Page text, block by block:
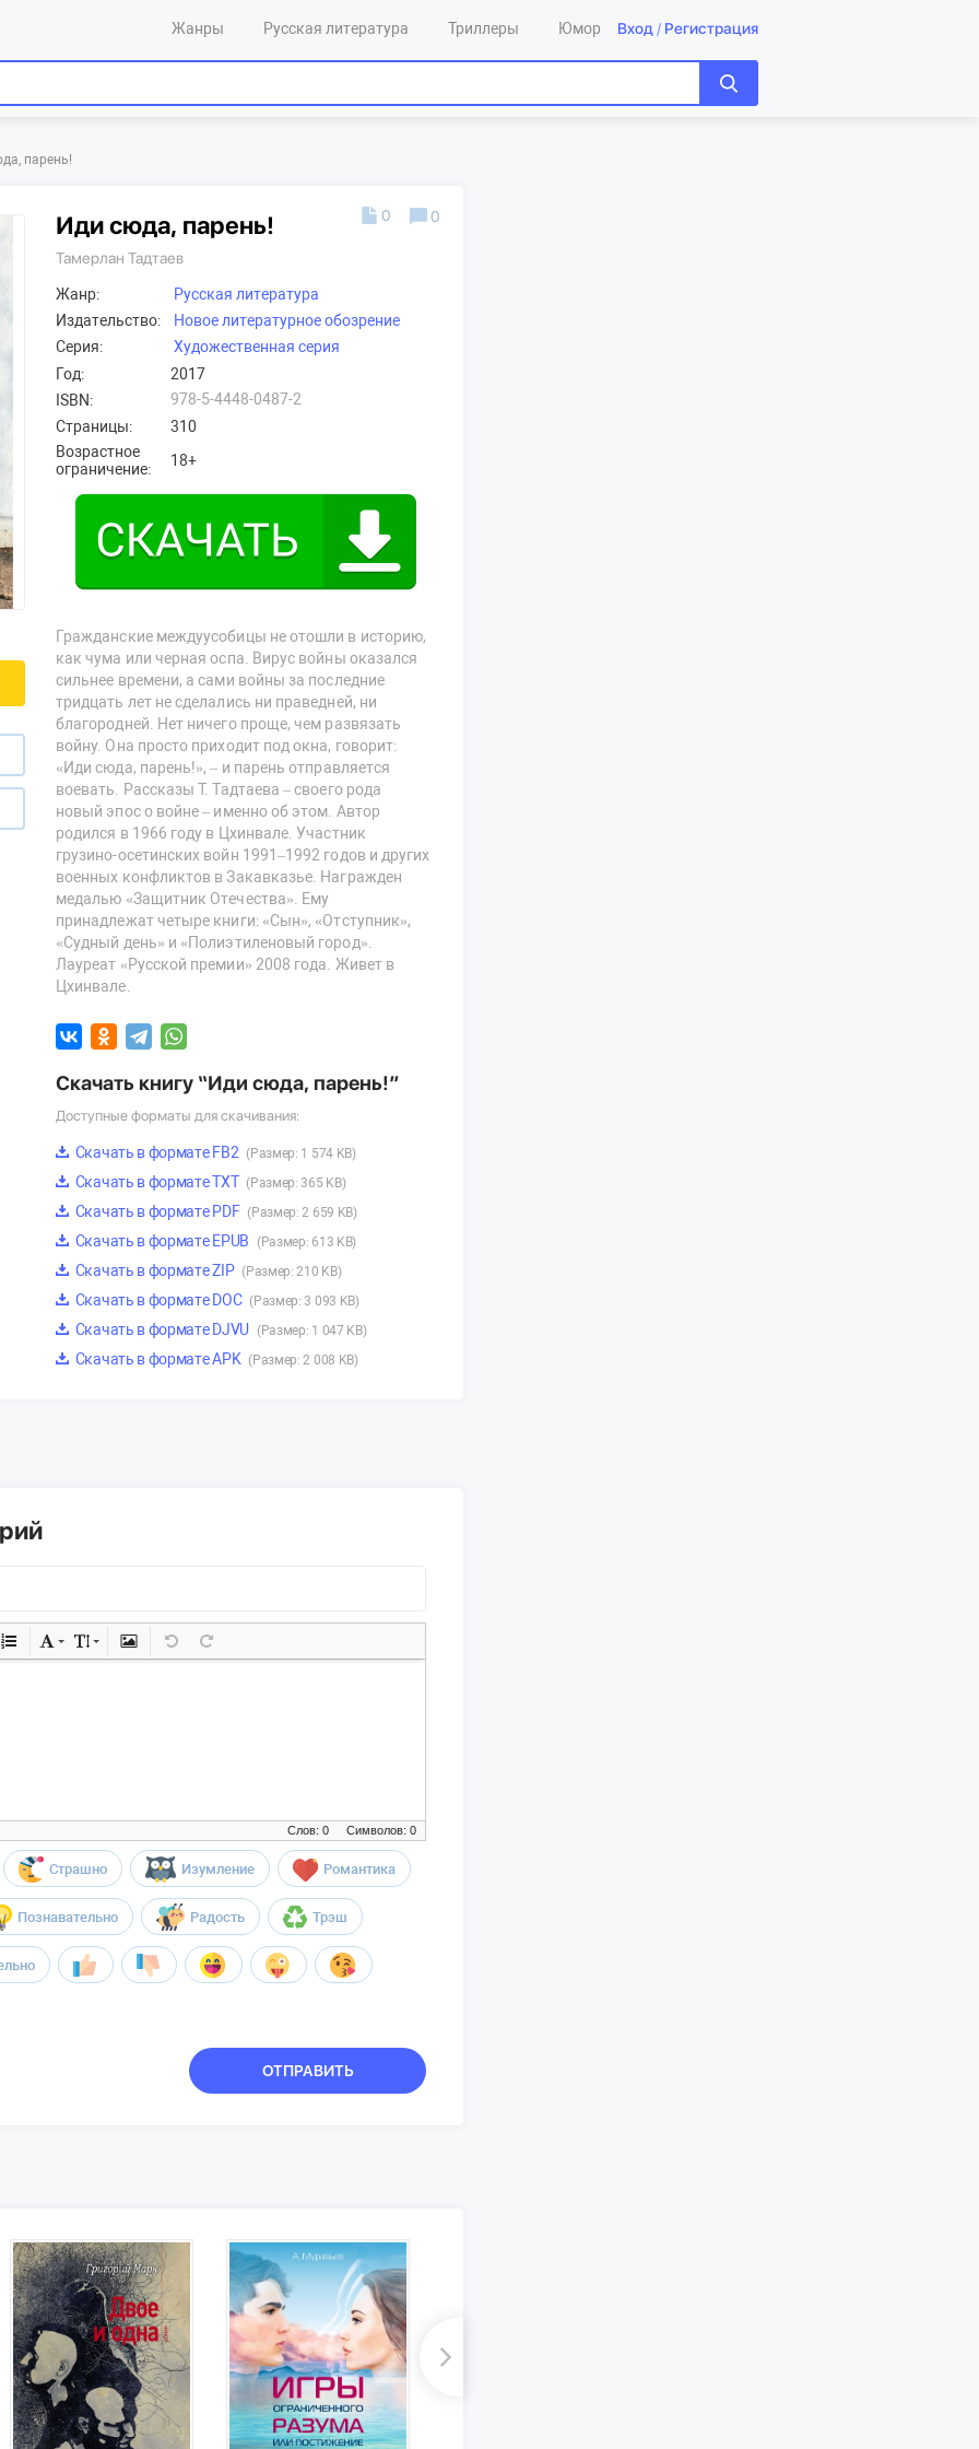
Жанры Русская литература Триллеры Юмор Вход / Регистрация
парень!
Иди сюда, парень!
Тамерлан Тадтаев
Жанр:
Русская литература
Издательство:
Новое литературное обозрение
Серия:
Художественная серия
Год:
2017
ISBN:
978-5-4448-0487-2
Страницы:
310
Возрастное
ограничение:
18+
Гражданские междуусобицы не отошли в историю,
как чума или черная оспа. Вирус войны оказался
сильнее времени, а сами войны за последние
тридцать лет не сделались ни праведней, ни
благородней. Нет ничего проще, чем развязать
войну. Она просто приходит под окна, говорит:
«Иди сюда, парень!», – и парень отправляется
воевать. Рассказы Т. Тадтаева – своего рода
новый эпос о войне – именно об этом. Автор
родился в 1966 году в Цхинвале. Участник
грузино-осетинских войн 1991–1992 годов и других
военных конфликтов в Закавказье. Награжден
медалью «Защитник Отечества». Ему
принадлежат четыре книги: «Сын», «Отступник»,
«Судный день» и «Полиэтиленовый город».
Лауреат «Русской премии» 2008 года. Живет в
Цхинвале.
0 0
Скачать книгу “Иди сюда, парень!”
Доступные форматы для скачивания:
Скачать в формате FB2 (Размер: 1 574 KB)
Скачать в формате TXT (Размер: 365 KB)
Скачать в формате PDF (Размер: 2 659 KB)
Скачать в формате EPUB (Размер: 613 KB)
Скачать в формате ZIP (Размер: 210 KB)
Скачать в формате DOC (Размер: 3 093 KB)
Скачать в формате DJVU (Размер: 1 047 KB)
Скачать в формате APK (Размер: 2 008 KB)
Символов: 0
Слов: 0
Страшно Изумление Романтика
Познавательно Радость Трэш
ОТПРАВИТЬ